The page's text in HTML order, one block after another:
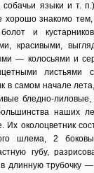
собачьи языки и т.
хорошо знакомо
и
красивыми,
— колосьями и
листьями
в самом начале
бледно-
наших
Их околоцветник
шлема, 2
губу,
длинную трубочку